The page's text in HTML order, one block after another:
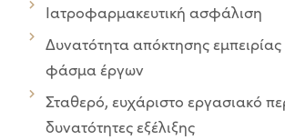
Ιατροφαρμακευτική ασφάλιση
Δυνατότητα απόκτησης
φάσμα έργων
Σταθερό, ευχάριστο εργασιακό
δυνατότητες εξέλιξης